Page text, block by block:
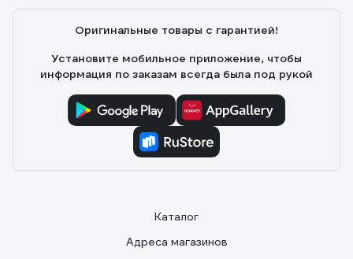
Оригинальные товары с гарантией!
Установите мобильное приложение, чтобы
информация по заказам всегда была под рукой
Каталог
Адреса магазинов